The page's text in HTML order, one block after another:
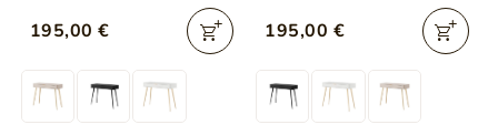
195,00 € 195,00 €